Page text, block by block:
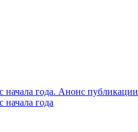
начала года. Анонс публикации
года